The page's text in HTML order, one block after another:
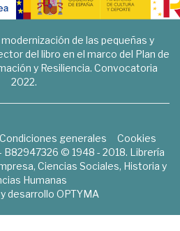
de las pequeñas y
del libro en el marco del Plan de
y Resiliencia. Convocatoria
2022.
Condiciones generales
Cookies
B82947326 © 1948 - 2018. Librería
Ciencias Sociales, Historia y
Humanas
desarrollo OPTYMA